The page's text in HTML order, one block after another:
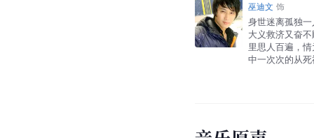
巫迪文 饰
身世迷离孤独
大义救济又奋
里思人百遍，
中一次次的从